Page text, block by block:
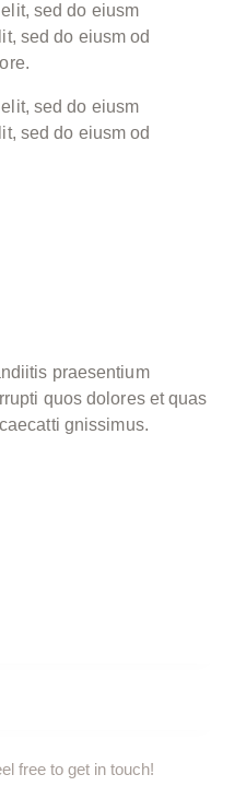
sed do eiusm
sed do eiusm od
sed do eiusm
sed do eiusm od
praesentium
quos dolores et quas
gnissimus.